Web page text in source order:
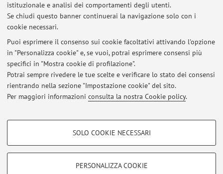
istituzionale e analisi dei comportamenti degli utenti.
Se chiudi questo banner continuerai la navigazione solo con i
cookie necessari.
Puoi esprimere il consenso sui cookie facoltativi attivando l'opzione
in "Personalizza cookie" e, se vuoi, potrai esprimere consensi più
specifici in "Mostra cookie di profilazione".
Potrai sempre rivedere le tue scelte e verificare lo stato dei consensi
rientrando nella sezione "Impostazione cookie" del sito.
Per maggiori informazioni consulta la nostra Cookie policy.
COOKIE DI PROFILAZIONE - FACOLTATIVI
SOLO COOKIE NECESSARI
PERSONALIZZA COOKIE
ORCID
Ultimi avvisi
Al momento non sono presenti avvisi.
Area riservata
Accedi tramiteloginper gestire tutti i contenuti del sito.